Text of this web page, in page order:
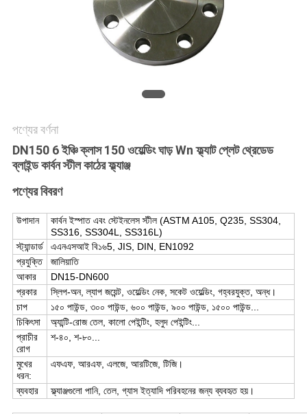
গোপনীয়তা
নীতি
পণ্যের বর্ণনা
DN150 6 ইঞ্চি ক্লাস 150 ওয়েল্ডিং ঘাড় Wn ফ্ল্যাট প্লেট থ্রেডেড
ব্লাইন্ড কার্বন স্টীল কাঠের ফ্ল্যাঞ্জ
পণ্যের বিবরণ
উপাদান
কার্বন ইস্পাত এবং স্টেইনলেস স্টীল (ASTM A105, Q235, SS304,
SS316, SS304L, SS316L)
স্ট্যান্ডার্ড
এএনএসআই বি১৬5, JIS, DIN, EN1092
প্রযুক্তি
জালিয়াতি
আকার
DN15-DN600
প্রকার
স্লিপ-অন, ল্যাপ জয়েন্ট, ওয়েল্ডিং নেক, সকেট ওয়েল্ডিং, গহ্বরযুক্ত, অন্ধ।
চাপ
১৫০ পাউন্ড, ৩০০ পাউন্ড, ৬০০ পাউন্ড, ৯০০ পাউন্ড, ১৫০০ পাউন্ড...
চিকিৎসা
অ্যান্টি-রোজ তেল, কালো পেইন্টিং, হলুদ পেইন্টিং...
প্রাচীর
রোগ
শ-৪০, শ-৮০...
মুখের
ধরন:
এফএফ, আরএফ, এলজে, আরটিজে, টিজি।
ব্যবহার ফ্ল্যাঞ্জগুলো পানি, তেল, গ্যাস ইত্যাদি পরিবহনের জন্য ব্যবহৃত হয়।